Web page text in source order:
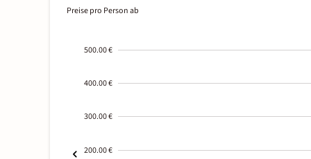
Preise pro Person ab
500.00 €
400.00 €
300.00 €
200.00 €